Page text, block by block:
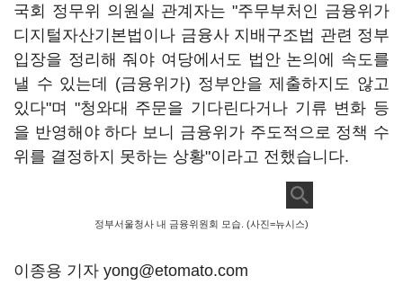
국회 정무위 의원실 관계자는 "주무부처인 금융위가
디지털자산기본법이나 금융사 지배구조법 관련 정부
입장을 정리해 줘야 여당에서도 법안 논의에 속도를
낼 수 있는데 (금융위가) 정부안을 제출하지도 않고
있다"며 "청와대 주문을 기다린다거나 기류 변화 등
을 반영해야 하다 보니 금융위가 주도적으로 정책 수
위를 결정하지 못하는 상황"이라고 전했습니다.
정부서울청사 내 금융위원회 모습. (사진=뉴시스)
이종용 기자 yong@etomato.com